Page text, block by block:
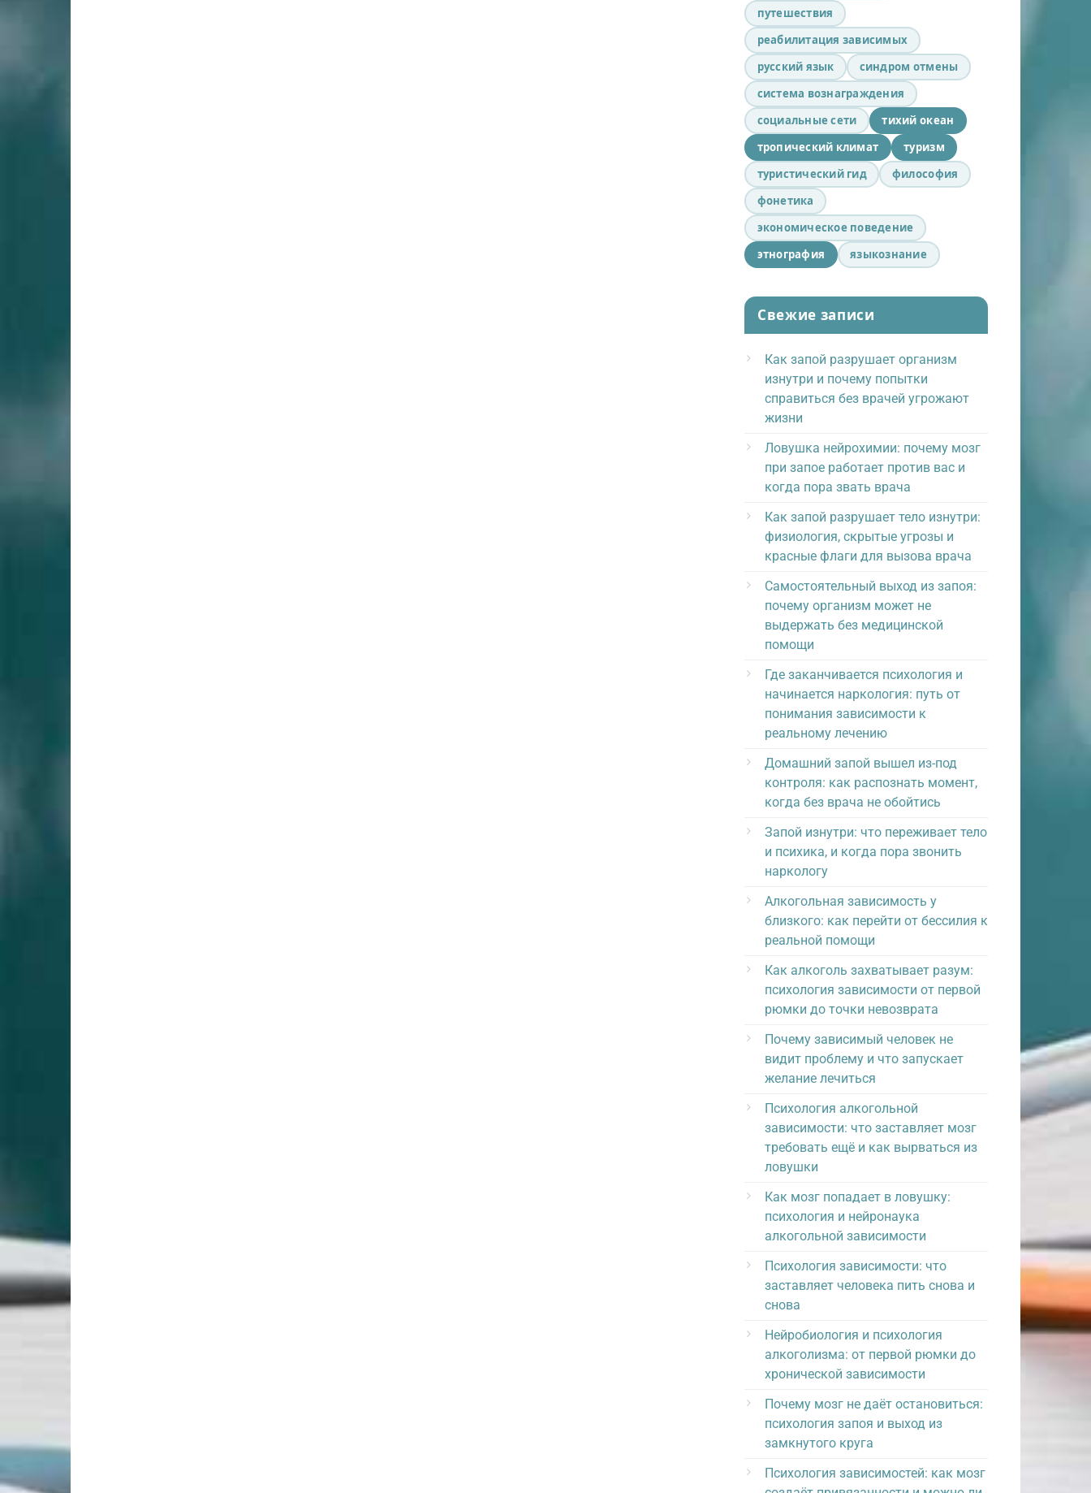
путешествия
реабилитация зависимых
русский язык
синдром отмены
система вознаграждения
социальные сети
тихий океан
тропический климат
туризм
туристический гид
философия
фонетика
экономическое поведение
этнография
языкознание
Свежие записи
Как запой разрушает организм
изнутри и почему попытки
справиться без врачей угрожают
жизни
Ловушка нейрохимии: почему мозг
при запое работает против вас и
когда пора звать врача
Как запой разрушает тело изнутри:
физиология, скрытые угрозы и
красные флаги для вызова врача
Самостоятельный выход из запоя:
почему организм может не
выдержать без медицинской
помощи
Где заканчивается психология и
начинается наркология: путь от
понимания зависимости к
реальному лечению
Домашний запой вышел из-под
контроля: как распознать момент,
когда без врача не обойтись
Запой изнутри: что переживает тело
и психика, и когда пора звонить
наркологу
Алкогольная зависимость у
близкого: как перейти от бессилия к
реальной помощи
Как алкоголь захватывает разум:
психология зависимости от первой
рюмки до точки невозврата
Почему зависимый человек не
видит проблему и что запускает
желание лечиться
Психология алкогольной
зависимости: что заставляет мозг
требовать ещё и как вырваться из
ловушки
Как мозг попадает в ловушку:
психология и нейронаука
алкогольной зависимости
Психология зависимости: что
заставляет человека пить снова и
снова
Нейробиология и психология
алкоголизма: от первой рюмки до
хронической зависимости
Почему мозг не даёт остановиться:
психология запоя и выход из
замкнутого круга
Психология зависимостей: как мозг